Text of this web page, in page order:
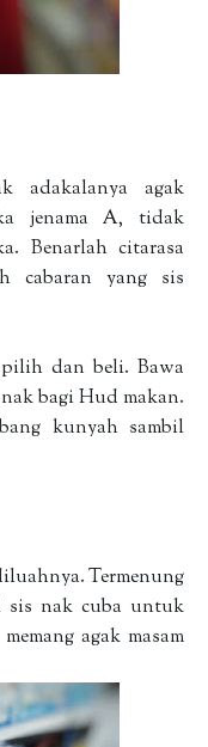
adakalanya agak
jenama A, tidak
Benarlah citarasa
cabaran yang sis
dan beli. Bawa
bagi Hud makan.
kunyah sambil
Termenung
sis nak cuba untuk
agak masam